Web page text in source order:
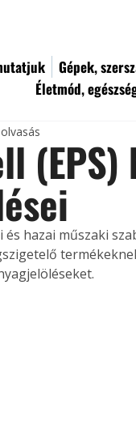
Gépek,
Életmód,
és hazai műszaki